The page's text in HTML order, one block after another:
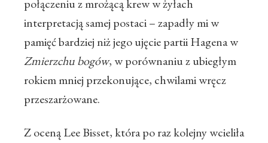
połączeniu z mrożącą krew w żyłach
interpretacją samej postaci – zapadły mi w
pamięć bardziej niż jego ujęcie partii Hagena w
Zmierzchu bogów, w porównaniu z ubiegłym
rokiem mniej przekonujące, chwilami wręcz
przeszarżowane.
Z oceną Lee Bisset, która po raz kolejny wcieliła